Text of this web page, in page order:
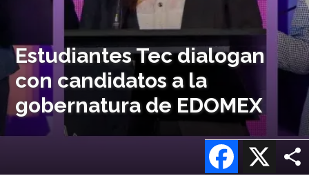
Estudiantes Tec dialogan
con candidatos a la
gobernatura de EDOMEX
X
Facebook